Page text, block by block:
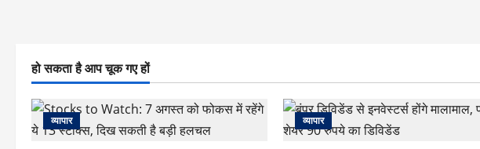
हो सकता है आप चूक गए हों
व्यापार व्यापार